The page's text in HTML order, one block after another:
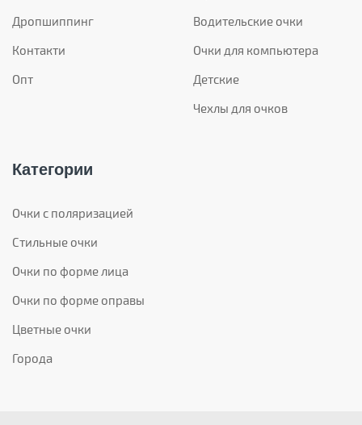
Дропшиппинг
Контакти
Опт
Водительские очки
Очки для компьютера
Детские
Чехлы для очков
Категории
Очки с поляризацией
Стильные очки
Очки по форме лица
Очки по форме оправы
Цветные очки
Города